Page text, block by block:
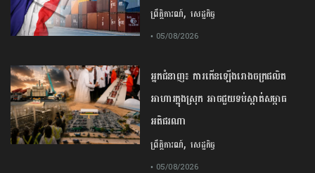
ព្រឹត្តិការណ៍, សេដ្ឋកិច្ច
• 05/08/2026
​អ្នកជំនាញ​៖ ​ការ​កើនឡើង​រោងចក្រ​ផលិត​
អាហារ​ក្នុង​ស្រុក​ ​អាច​ជួយ​​ទប់ស្កាត់​សម្ពាធ​
អតិផរណា
ព្រឹត្តិការណ៍, សេដ្ឋកិច្ច
• 05/08/2026